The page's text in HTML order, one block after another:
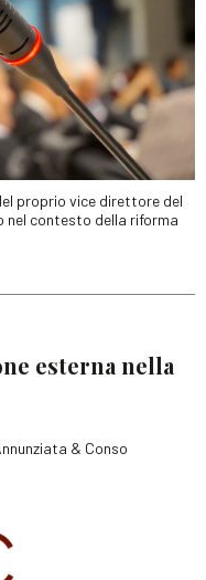
proprio vice direttore del
nel contesto della riforma
esterna nella
& Conso